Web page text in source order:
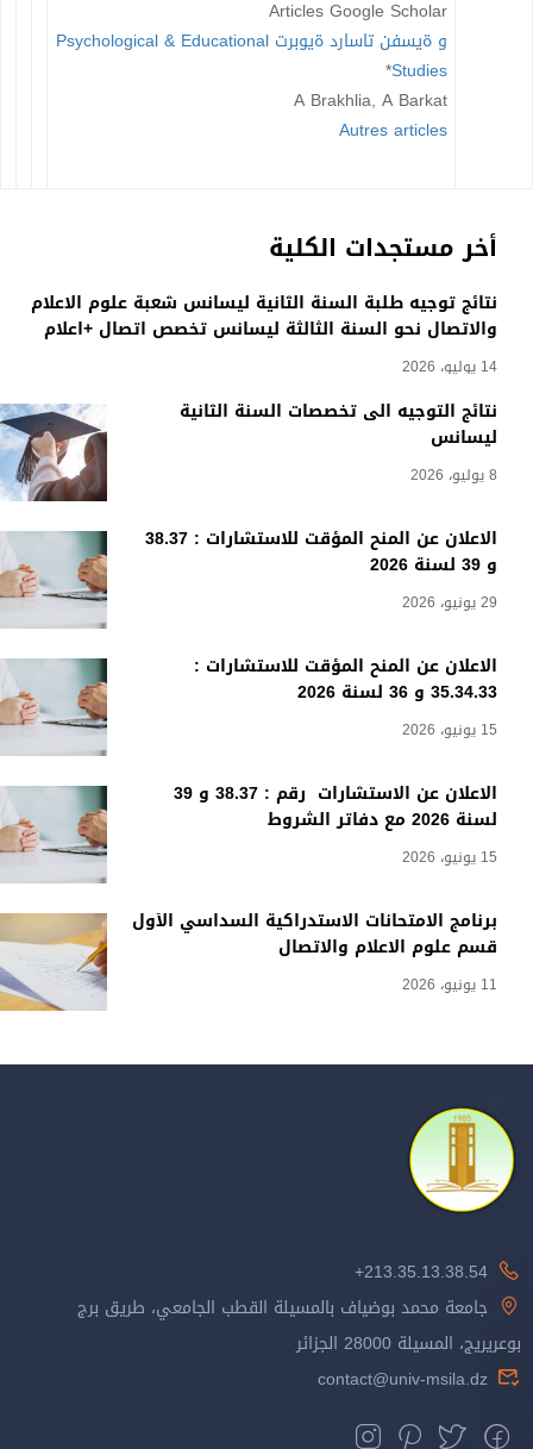
أخر مستجدات الكلية
نتائج توجيه طلبة السنة الثانية ليسانس شعبة علوم الاعلام
والاتصال نحو السنة الثالثة ليسانس تخصص اتصال +اعلام
14 يوليو، 2026
نتائج التوجيه الى تخصصات السنة الثانية
ليسانس
8 يوليو، 2026
الاعلان عن المنح المؤقت للاستشارات : 38.37
و 39 لسنة 2026
29 يونيو، 2026
الاعلان عن المنح المؤقت للاستشارات :
35.34.33 و 36 لسنة 2026
15 يونيو، 2026
الاعلان عن الاستشارات رقم : 38.37 و 39
لسنة 2026 مع دفاتر الشروط
15 يونيو، 2026
برنامج الامتحانات الاستدراكية السداسي الأول
قسم علوم الاعلام والاتصال
11 يونيو، 2026
Articles Google Scholar
و ةيسفن تاسارد ةيوبرت Psychological & Educational
Studies
*
A Brakhlia, A Barkat
Autres articles
213.35.13.38.54+
جامعة محمد بوضياف بالمسيلة القطب الجامعي، طريق برج
بوعريريج، المسيلة 28000 الجزائر
contact@univ-msila.dz